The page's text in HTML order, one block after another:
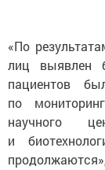
«По
лиц выявлен
пациентов
по
научного
и